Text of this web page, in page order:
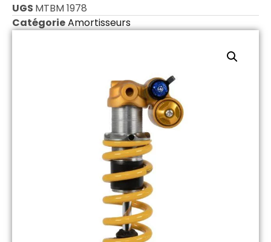
UGS MTBM 1978
CatégorieAmortisseurs